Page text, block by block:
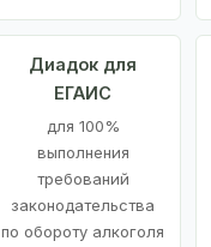
Диадок для
ЕГАИС
для 100%
выполнения
требований
законодательства
по обороту алкоголя